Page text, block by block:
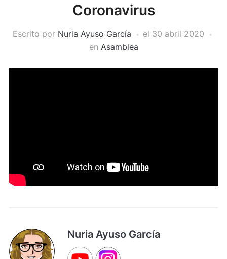
Coronavirus
Escrito por Nuria Ayuso García el 30 abril 2020
en Asamblea
Nuria Ayuso García